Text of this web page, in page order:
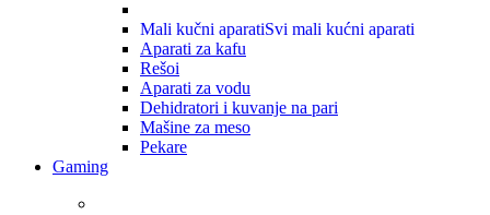
Mali kučni aparatiSvi mali kućni aparati
Aparati za kafu
Rešoi
Aparati za vodu
Dehidratori i kuvanje na pari
Mašine za meso
Pekare
Gaming